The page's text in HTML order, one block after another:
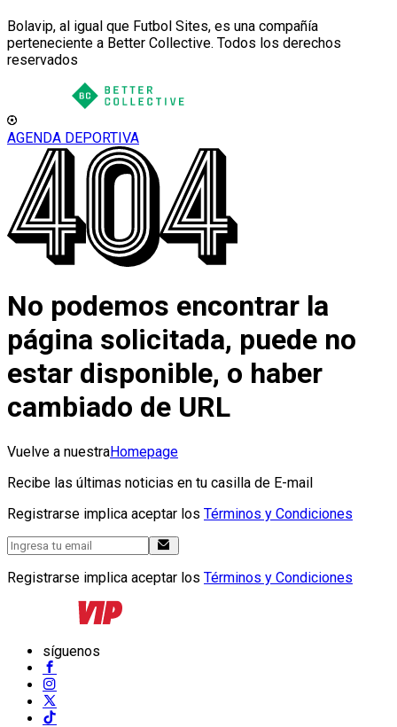
Bolavip, al igual que Futbol Sites, es una compañía
perteneciente a Better Collective. Todos los derechos
reservados
AGENDA DEPORTIVA
No podemos encontrar la
página solicitada, puede no
estar disponible, o haber
cambiado de URL
Vuelve a nuestraHomepage
Recibe las últimas noticias en tu casilla de E-mail
Registrarse implica aceptar los Términos y Condiciones
Registrarse implica aceptar los Términos y Condiciones
síguenos